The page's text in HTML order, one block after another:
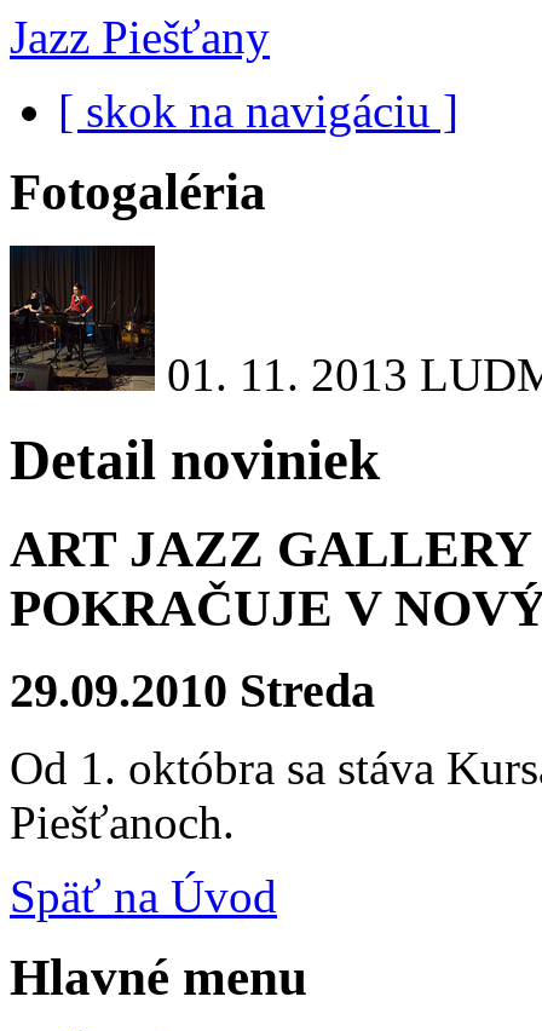
Jazz Piešťany
[ skok na navigáciu ]
Fotogaléria
01. 11. 2013
Detail noviniek
ART JAZZ GALLERY
POKRAČUJE V
29.09.2010 Streda
Od 1. októbra sa stáva
Piešťanoch.
Späť na Úvod
Hlavné menu